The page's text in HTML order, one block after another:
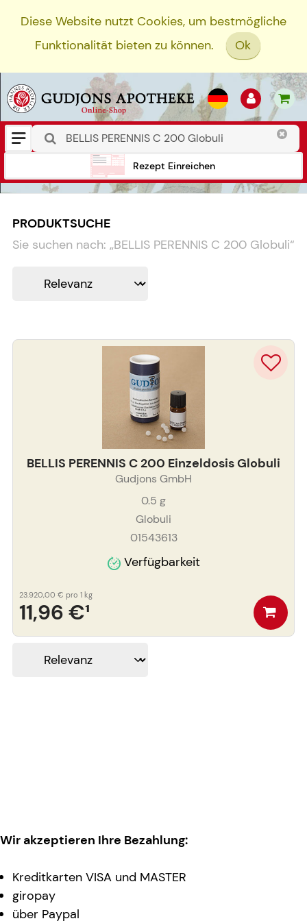
Diese Website nutzt Cookies, um bestmögliche
Funktionalität bieten zu können.
Ok
Rezept Einreichen
PRODUKTSUCHE
Sie suchen nach: „BELLIS PERENNIS C 200 Globuli“
BELLIS PERENNIS C 200 Einzeldosis Globuli
Gudjons GmbH
0.5 g
Globuli
01543613
Verfügbarkeit
11,96 €¹
23.920,00 € pro 1 kg
Wir akzeptieren Ihre Bezahlung:
Kreditkarten VISA und MASTER
giropay
über Paypal